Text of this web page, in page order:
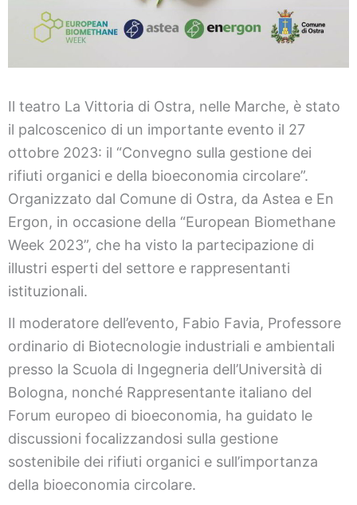
Il teatro La Vittoria di Ostra, nelle Marche, è stato
il palcoscenico di un importante evento il 27
ottobre 2023: il “Convegno sulla gestione dei
rifiuti organici e della bioeconomia circolare”.
Organizzato dal Comune di Ostra, da Astea e En
Ergon, in occasione della “European Biomethane
Week 2023”, che ha visto la partecipazione di
illustri esperti del settore e rappresentanti
istituzionali.
Il moderatore dell’evento, Fabio Favia, Professore
ordinario di Biotecnologie industriali e ambientali
presso la Scuola di Ingegneria dell’Università di
Bologna, nonché Rappresentante italiano del
Forum europeo di bioeconomia, ha guidato le
discussioni focalizzandosi sulla gestione
sostenibile dei rifiuti organici e sull’importanza
della bioeconomia circolare.